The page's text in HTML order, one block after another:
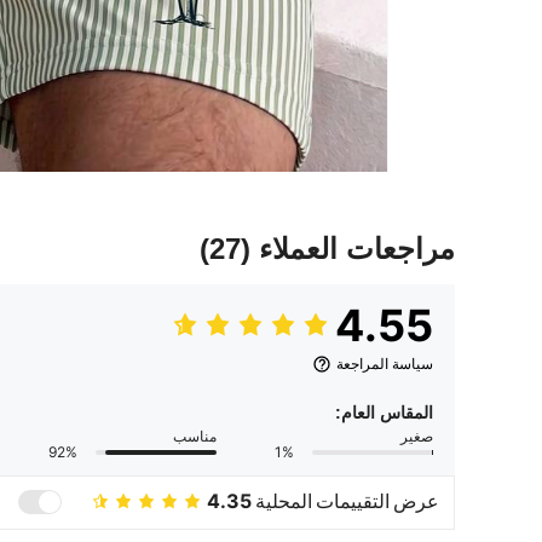
مراجعات العملاء (27)
4.55
سياسة المراجعة
المقاس العام:
صغير
1%
مناسب
92%
عرض التقييمات المحلية 4.35